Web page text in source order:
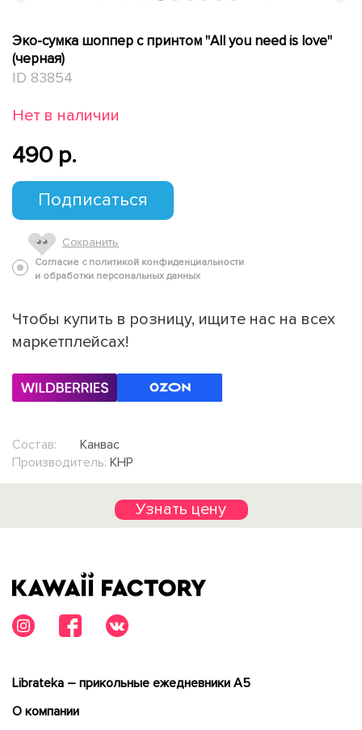
Эко-сумка шоппер с принтом "All you need is love"
(черная)
ID 83854
Нет в наличии
490 p.
Подписаться
Сохранить
Согласие с политикой конфиденциальности
и обработки персональных данных
Чтобы купить в розницу, ищите нас на всех
маркетплейсах!
Состав:
Канвас
Производитель: КНР
Узнать цену
Librateka – прикольные ежедневники А5
О компании